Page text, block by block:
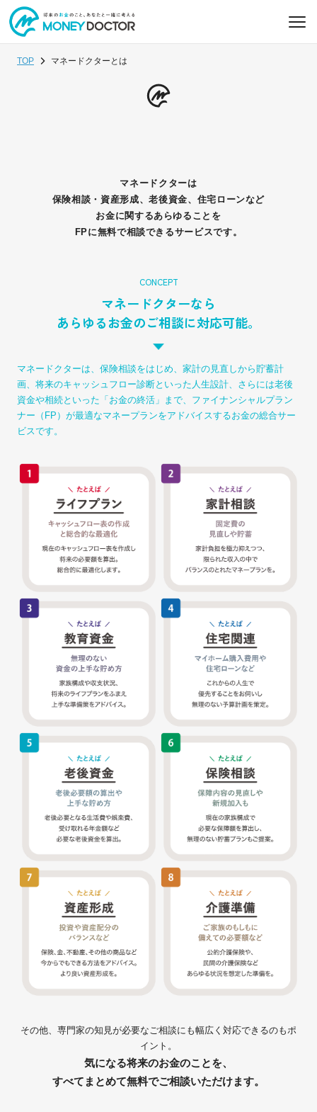
TOP マネードクターとは
マネードクターは
保険相談・資産形成、老後資金、住宅ローンなど
お金に関するあらゆることを
FPに無料で相談できるサービスです。
CONCEPT
マネードクターなら
あらゆるお金のご相談に対応可能。
マネードクターは、保険相談をはじめ、家計の見直しから貯蓄計
画、 将来のキャッシュフロー診断といった人生設計、さらには老後
資金や相続といった「お金の終活」まで、 ファイナンシャルプラン
ナー（FP）が最適なマネープランをアドバイスするお金の総合サー
ビスです。
その他、専門家の知見が必要なご相談にも幅広く対応できるのもポ
イント。
気になる将来のお金のことを、
すべてまとめて無料でご相談いただけます。